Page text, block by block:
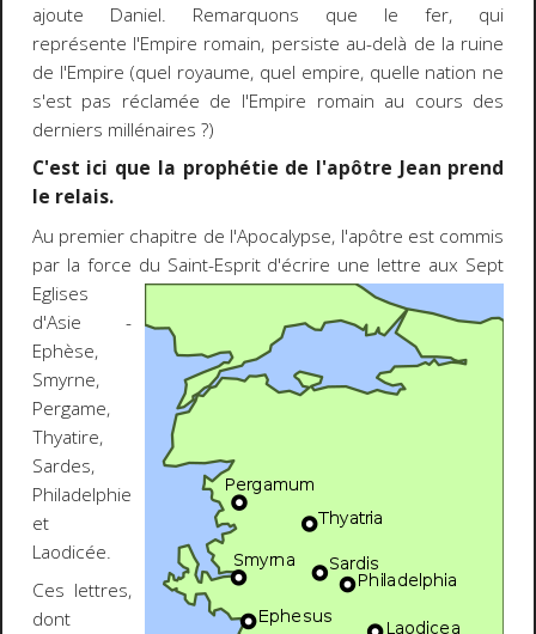
ajoute Daniel. Remarquons que le fer, qui
représente l'Empire romain, persiste au-delà de la ruine
de l'Empire (quel royaume, quel empire, quelle nation ne
s'est pas réclamée de l'Empire romain au cours des
derniers millénaires ?)
C'est ici que la prophétie de l'apôtre Jean prend
le relais.
Au premier chapitre de l'Apocalypse, l'apôtre est commis
par la force du Saint-Esprit d'écrire une lettre aux Sept
Eglises
d'Asie -
Ephèse,
Smyrne,
Pergame,
Thyatire,
Sardes,
Philadelphie
et
Laodicée.
Ces lettres,
dont